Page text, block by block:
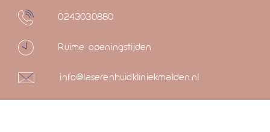
0243030880
Ruime openingstijden
info@laserenhuidkliniekmalden.nl